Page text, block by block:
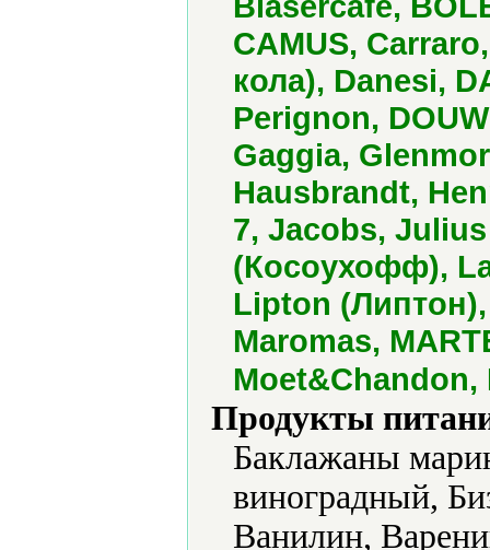
CAMUS,
кола), Danesi,
Perignon,
Gaggia,
Hausbrandt,
7, Jacobs,
(Косоухофф),
Lipton
Maromas,
Moet&Chandon,
Продукты
Баклажаны
виноградный,
Ванилин,